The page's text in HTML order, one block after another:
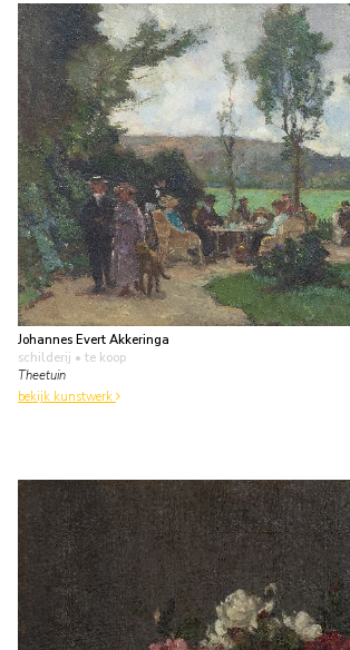
Johannes Evert Akkeringa
schilderij • te koop
Theetuin
bekijk kunstwerk